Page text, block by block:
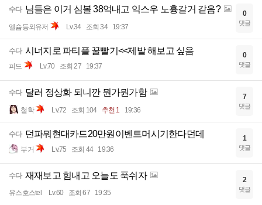
수다 님들은 이거 심볼 38억내고 익스우 노흉갈거 같음?
엘슘등외유저 Lv.34 조회 34 19:37
0
댓글
수다 시너지로 파티플 꿀빨기<<제발 해보고 싶음
피드 Lv.70 조회 27 19:37
0
댓글
수다 달러 정상화 되니깐 뭔가뭔가함
철학 Lv.72 조회 104 추천 1 19:36
7
댓글
수다 던파뭐현대카드20만원이벤트머시기한다던데
부거 Lv.75 조회 44 19:36
1
댓글
수다 재재보고 힘내고 오늘도 푹쉬자
유스호스tel Lv.60 조회 67 19:35
2
댓글